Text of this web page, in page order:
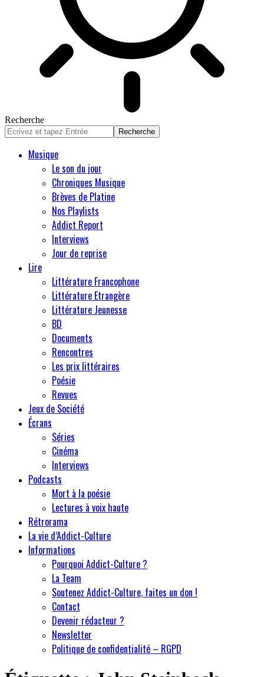
Recherche
Musique
Le son du jour
Chroniques Musique
Brèves de Platine
Nos Playlists
Addict Report
Interviews
Jour de reprise
Lire
Littérature Francophone
Littérature Etrangère
Littérature Jeunesse
BD
Documents
Rencontres
Les prix littéraires
Poésie
Revues
Jeux de Société
Écrans
Séries
Cinéma
Interviews
Podcasts
Mort à la poésie
Lectures à voix haute
Rétrorama
La vie d’Addict-Culture
Informations
Pourquoi Addict-Culture ?
La Team
Soutenez Addict-Culture, faites un don !
Contact
Devenir rédacteur ?
Newsletter
Politique de confidentialité – RGPD